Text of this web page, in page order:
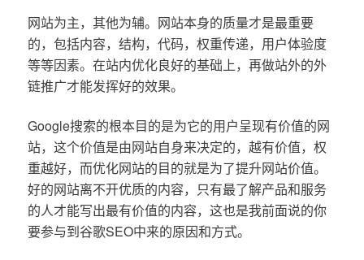
网站为主，其他为辅。网站本身的质量才是最重要
的，包括内容，结构，代码，权重传递，用户体验度
等等因素。在站内优化良好的基础上，再做站外的外
链推广才能发挥好的效果。
Google搜索的根本目的是为它的用户呈现有价值的网
站，这个价值是由网站自身来决定的，越有价值，权
重越好，而优化网站的目的就是为了提升网站价值。
好的网站离不开优质的内容，只有最了解产品和服务
的人才能写出最有价值的内容，这也是我前面说的你
要参与到谷歌SEO中来的原因和方式。